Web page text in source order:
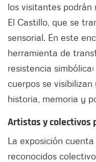
los visitantes podrán
El Castillo, que se
sensorial. En este
herramienta de
resistencia
cuerpos se
historia, memoria y
Artistas y colectivos
La exposición
reconocidos